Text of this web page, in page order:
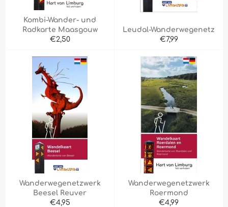
Kombi-Wander- und
Radkarte Maasgouw
Normaler
€2,50
Leudal-Wanderwegenetz
Normaler
€7,99
Wanderwegenetzwerk
Beesel Reuver
Normaler
€4,95
Wanderwegenetzwerk
Roermond
Normaler
€4,99